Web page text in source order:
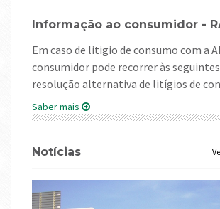
Informação ao consumidor -
Em caso de litigio de consumo com a ANTRAM, o
consumidor pode recorrer às
resolução alternativa de litígios de
Saber mais
Notícias